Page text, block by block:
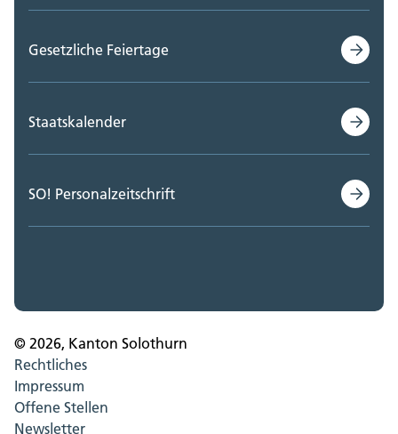
Gesetzliche Feiertage
Staatskalender
SO! Personalzeitschrift
© 2026, Kanton Solothurn
Rechtliches
Impressum
Offene Stellen
Newsletter